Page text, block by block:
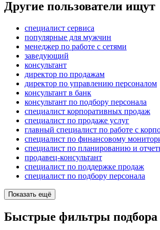
Другие пользователи ищут
специалист сервиса
популярные для мужчин
менеджер по работе с сетями
заведующий
консультант
директор по продажам
директор по управлению персоналом
консультант в банк
консультант по подбору персонала
специалист корпоративных продаж
специалист по продаже услуг
главный специалист по работе с
специалист по финансовому
специалист по планированию и
продавец-консультант
специалист по поддержке продаж
специалист по подбору персонала
Показать ещё
Быстрые фильтры подбора